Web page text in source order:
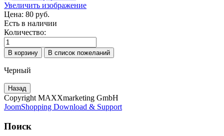
Увеличить изображение
Цена: 80 руб.
Есть в наличии
Количество:
Черный
Copyright MAXXmarketing GmbH
JoomShopping Download & Support
Поиск